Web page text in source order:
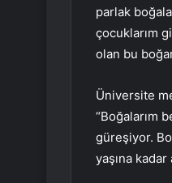
parlak
çocuklarım
olan bu
Üniversite
“Boğalarım
güreşiyor.
yaşına